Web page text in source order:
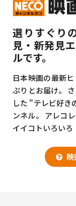
選りすぐり
見・新発見
ルです。
日本映画の最新
ぷりとお届け。
した "テレビ好き
ンネル。
アレコ
イイコトいろいろ